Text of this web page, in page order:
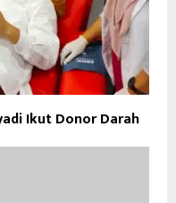
Ikut Donor Darah